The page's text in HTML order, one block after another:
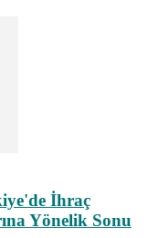
İhraç
Yönelik Sonu